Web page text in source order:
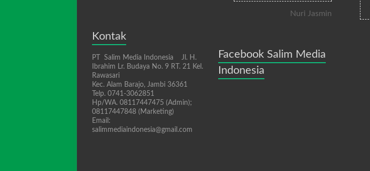
Kontak
PT Salim Media Indonesia Jl. H.
Ibrahim Lr. Budaya No. 9 RT. 21 Kel.
Rawasari
Kec. Alam Barajo, Jambi 36361
Telp. 0741-3062851
Hp/WA. 08117447475 (Admin);
08117447848 (Marketing)
Email:
salimmediaindonesia@gmail.com
Nuri Jasmin
Facebook Salim Media
Indonesia